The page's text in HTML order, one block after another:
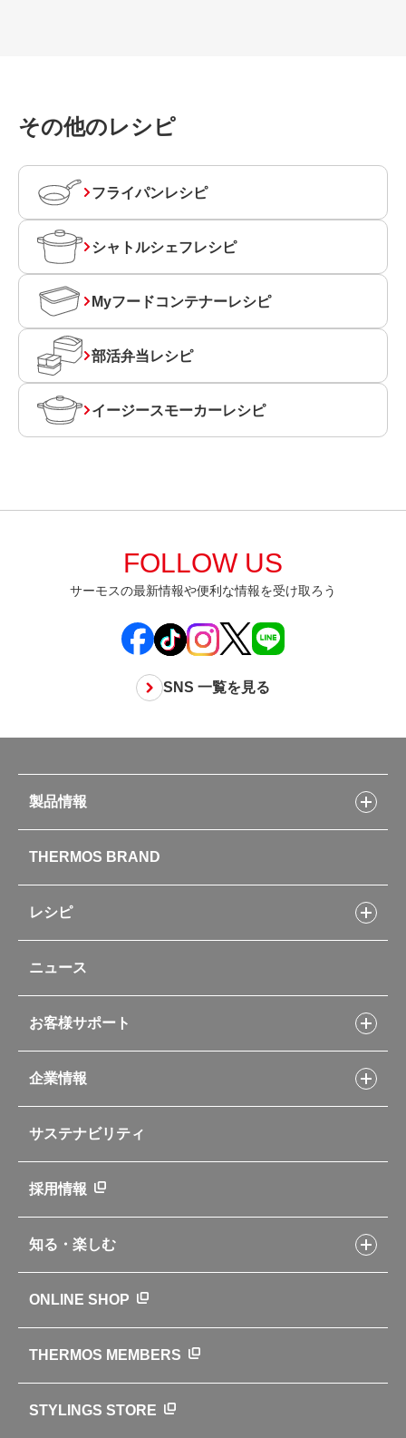
その他のレシピ
フライパンレシピ
シャトルシェフレシピ
Myフードコンテナーレシピ
部活弁当レシピ
イージースモーカーレシピ
FOLLOW US
サーモスの最新情報や便利な情報を受け取ろう
SNS 一覧を見る
製品情報
水筒
お弁当
キッチン用品
ポット・アイスペール
コーヒーメーカー
ソフトクーラー・バッグ
山専用ボトル
自転車専用ボトル
アパレル小物
業務用製品
新製品一覧
カタログ
THERMOS BRAND
レシピ
フライパンレシピ
シャトルシェフレシピ
スープジャーレシピ
イージースモーカーレシピ
レシピ本のご紹介
ニュース
お客様サポート
交換用部品の購入方法
部品の種類や販売状況を調べる
よくあるご質問・お問い合わせ
企業情報
企業理念
会社概要
ニュース
世界のサーモス
サーモスの歴史
サステナビリティ
採用情報
知る・楽しむ
クラブサーモス
WEBマガジン
お弁当にエールを込めて
ONLINE SHOP
THERMOS MEMBERS
STYLINGS STORE